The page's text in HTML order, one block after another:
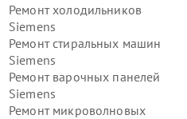
Ремонт холодильников
Siemens
Ремонт стиральных машин
Siemens
Ремонт варочных панелей
Siemens
Ремонт микроволновых